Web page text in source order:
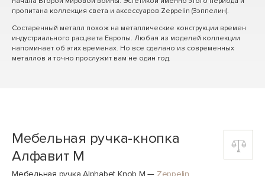
пропитана коллекция света и аксессуаров Zeppelin (Зэппелин).
Состаренный металл похож на металлические конструкции времен
индустриального расцвета Европы. Любая из моделей коллекции
напоминает об этих временах. Но все сделано из современных
металлов и точно прослужит вам не один год.
Мебельная ручка-кнопка
Алфавит M
Мебельная ручка Alphabet Knob M — Zeppelin